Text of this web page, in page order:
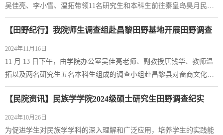
吴佳亮、李小雪、温拓带领11名研究生和本科生前往秦皇岛昊月民间
艺术发展有限公司进行了深度探访。昊月公司在秦皇岛地区民间艺术
传播领域久负盛名，是地方特色文化传承的重要力量，尤其在剪纸这
一非物质文化遗产的挖掘与传承方面表现卓越。探访中，师生们首先
参观了剪纸艺术展示区，这里宛如一座民间艺术的宝库。众多精美的
剪纸作品映入眼帘，它们或呈现传统图案...
【田野纪行】我院师生调查组赴昌黎田野基地开展田野调查
2024年11月16日
11 月 13 日下午，由学院办公室吴佳亮老师、副教授唐钱华、教师温
拓以及两名研究生五名本科生组成的调查小组赴昌黎县对奤商文化进
行调查。学院田野调查昌黎基地的负责人、老奤联合发展商会会长、
河北老奤文化传播有限公司总经理李砚金先生也一同前往。在车辆行
进途中，李砚金为老师和同学们详细阐述了奤商文化的起源、发展历
程，以及奤商在革命时期所发挥的重要作用。学院教师温拓与李砚金
【民院资讯】民族学学院2024级硕士研究生田野调查纪实
2024年10月26日
为促进学生对民族学学科的深入理解和广泛应用，培养学生的实践能